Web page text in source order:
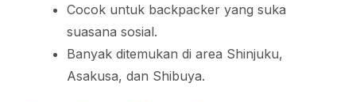
Cocok untuk backpacker yang suka
suasana sosial.
Banyak ditemukan di area Shinjuku,
Asakusa, dan Shibuya.